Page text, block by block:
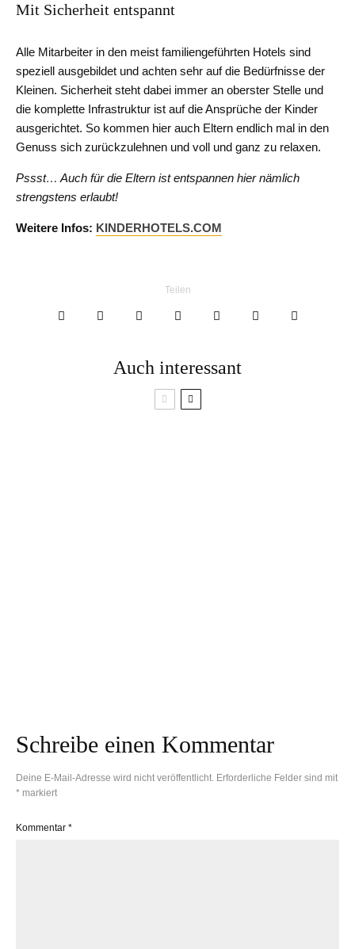
Mit Sicherheit entspannt
Alle Mitarbeiter in den meist familiengeführten Hotels sind
speziell ausgebildet und achten sehr auf die Bedürfnisse der
Kleinen. Sicherheit steht dabei immer an oberster Stelle und
die komplette Infrastruktur ist auf die Ansprüche der Kinder
ausgerichtet. So kommen hier auch Eltern endlich mal in den
Genuss sich zurückzulehnen und voll und ganz zu relaxen.
Pssst… Auch für die Eltern ist entspannen hier nämlich
strengstens erlaubt!
Weitere Infos: KINDERHOTELS.COM
Teilen
Auch interessant
Schreibe einen Kommentar
Deine E-Mail-Adresse wird nicht veröffentlicht. Erforderliche Felder sind mit
* markiert
Kommentar *